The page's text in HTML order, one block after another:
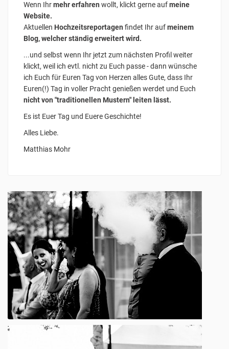
Wenn Ihrmehr erfahren wollt, klickt gerne aufmeine
Website.
Aktuellen Hochzeitsreportagen findet Ihr aufmeinem
Blog, welcher ständig erweitert wird.
...und selbst wenn Ihr jetzt zum nächsten Profil weiter
klickt, weil ich evtl. nicht zu Euch passe - dann wünsche
ich Euch für Euren Tag von Herzen alles Gute, dass Ihr
Euren(!) Tag in voller Pracht genießen werdet und Euch
nicht von "traditionellen Mustern" leiten lässt.
Es ist Euer Tag und Euere Geschichte!
Alles Liebe.
Matthias Mohr